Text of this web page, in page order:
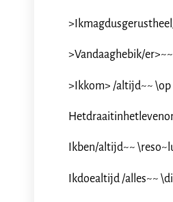
>Vandaaghebik/
>Ikkom> /altijd~~
Ikben/altijd~~
Ikdoealtijd /alles~~